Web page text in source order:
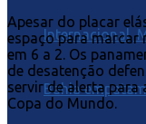
Apesar do placar
espaço para marcar
em 6 a 2. Os
de desatenção
servir de alerta para
Copa do Mundo.